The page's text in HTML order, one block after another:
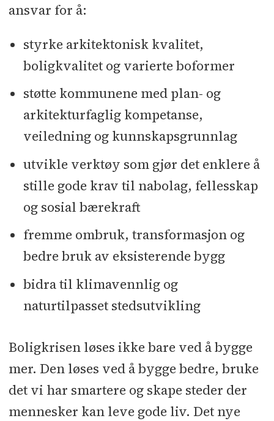
ansvar for å:
styrke arkitektonisk kvalitet,
boligkvalitet og varierte boformer
støtte kommunene med plan- og
arkitekturfaglig kompetanse,
veiledning og kunnskapsgrunnlag
utvikle verktøy som gjør det enklere å
stille gode krav til nabolag, fellesskap
og sosial bærekraft
fremme ombruk, transformasjon og
bedre bruk av eksisterende bygg
bidra til klimavennlig og
naturtilpasset stedsutvikling
Boligkrisen løses ikke bare ved å bygge
mer. Den løses ved å bygge bedre, bruke
det vi har smartere og skape steder der
mennesker kan leve gode liv. Det nye